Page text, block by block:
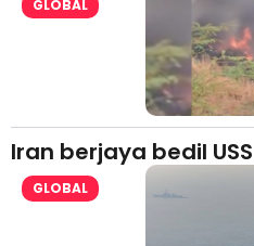
GLOBAL
Iran berjaya bedil
GLOBAL